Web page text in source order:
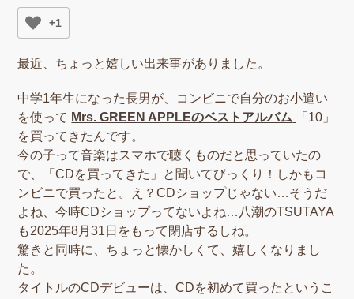
+1
最近、ちょっと嬉しい出来事がありました。
中学1年生になった長男が、コンビニで自分のお小遣い
を使って Mrs. GREEN APPLEのベストアルバム
「10」
を買ってきたんです。
今の子って音楽はスマホで聴くものだと思っていたの
で、「CDを買ってきた」と聞いてびっくり！しかもコ
ンビニで買ったと。え？CDショップじゃない…そうだ
よね、今時CDショップってないよね…八潮のTSUTAYA
も2025年8月31日をもって閉店するしね。
驚きと同時に、ちょっと懐かしくて、嬉しくなりまし
た。
タイトルのCDデビューは、CDを初めて買ったというこ